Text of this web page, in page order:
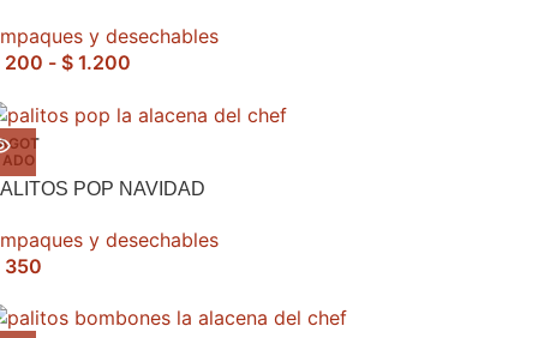
y desechables
200 - $ 1.200
ADO
POP NAVIDAD
y desechables
350